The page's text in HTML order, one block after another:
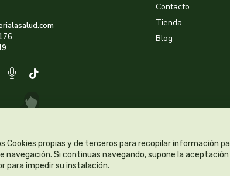
Cookies propias y de terceros para recopilar información
navegación. Si continuas navegando, supone la
para impedir su instalación.
Contacto
Tienda
Blog